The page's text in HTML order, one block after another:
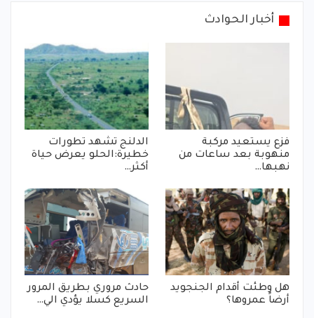
أخبار الحوادث
فزع يستعيد مركبة
منهوبة بعد ساعات من
نهبها…
الدلنج تشهد تطورات
خطيرة:الحلو يعرض حياة
أكثر…
هل وطئت أقدام الجنجويد
أرضاً عمروها؟
حادث مروري بطريق المرور
السريع كسلا يؤدي الي…